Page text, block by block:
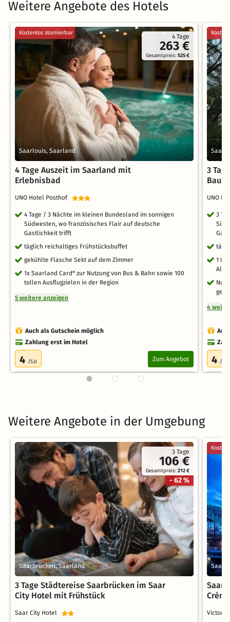
Weitere Angebote des Hotels
4 Tage
263 €
Gesamtpreis:525 €
Kostenlos stornierbar
Saarlouis, Saarland
4 Tage Auszeit im Saarland mit
Erlebnisbad
UNO Hotel Posthof
4 Tage / 3 Nächte im kleinen Bundesland im sonnigen
Südwesten, wo französisches Flair auf deutsche
Gastlichkeit trifft
täglich reichaltiges Frühstücksbuffet
gekühlte Flasche Sekt auf dem Zimmer
1x Saarland Card* zur Nutzung von Bus & Bahn sowie 100
tollen Ausflugzielen in der Region
5 weitere anzeigen
Auch als Gutschein möglich
Zahlung erst im Hotel
4 /5.0 Zum Angebot
3
UNO
3
1
4
4 /5.0
Weitere Angebote in der Umgebung
3 Tage
106 €
Gesamtpreis:212 €
- 62 %
Saarbrücken, Saarland
3 Tage Städtereise Saarbrücken im Saar
City Hotel mit Frühstück
Saar City Hotel